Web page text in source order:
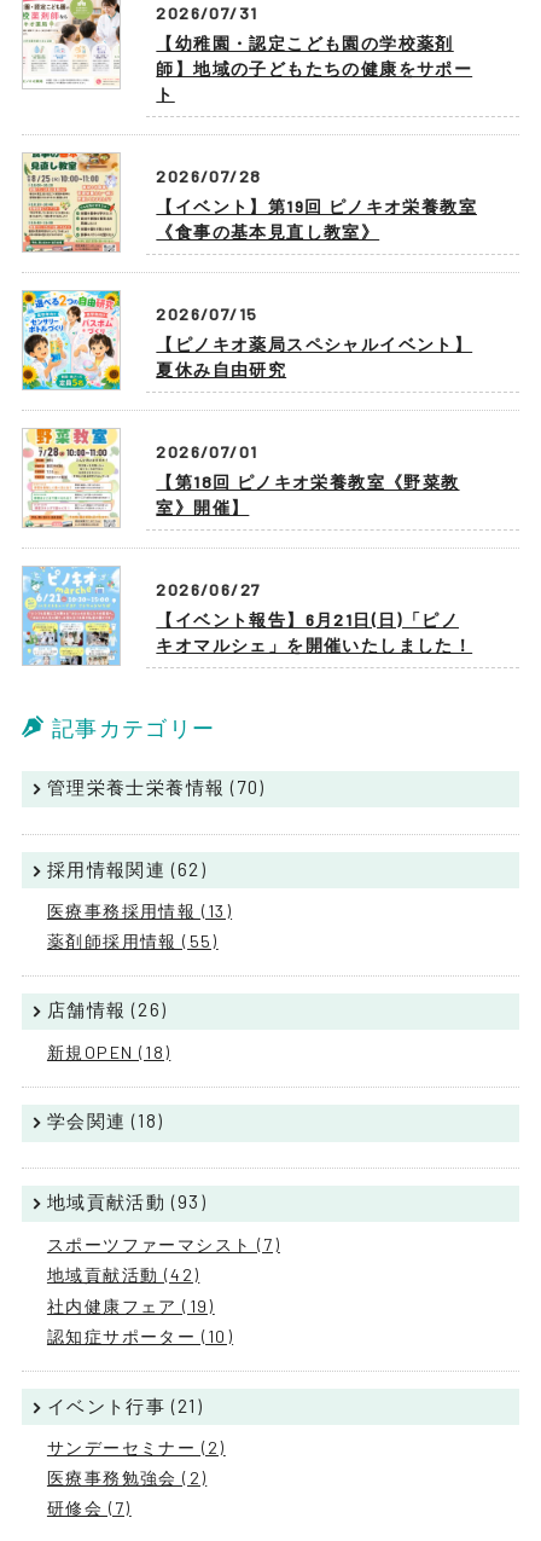
2026/07/31
【幼稚園・認定こども園の学校薬剤
師】地域の子どもたちの健康をサポー
ト
2026/07/28
【イベント】第19回 ピノキオ栄養教室
《食事の基本見直し教室》
2026/07/15
【ピノキオ薬局スペシャルイベント】
夏休み自由研究
2026/07/01
【第18回 ピノキオ栄養教室《野菜教
室》開催】
2026/06/27
【イベント報告】6月21日(日)「ピノ
キオマルシェ」を開催いたしました！
記事カテゴリー
管理栄養士栄養情報 (70)
採用情報関連 (62)
医療事務採用情報 (13)
薬剤師採用情報 (55)
店舗情報 (26)
新規OPEN (18)
学会関連 (18)
地域貢献活動 (93)
スポーツファーマシスト (7)
地域貢献活動 (42)
社内健康フェア (19)
認知症サポーター (10)
イベント行事 (21)
サンデーセミナー (2)
医療事務勉強会 (2)
研修会 (7)